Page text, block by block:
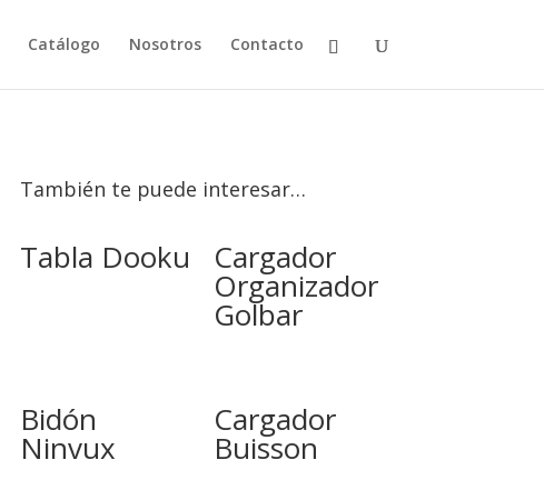
Catálogo Nosotros Contacto
También te puede interesar…
Tabla Dooku Cargador
Organizador
Golbar
Bidón
Ninvux
Cargador
Buisson